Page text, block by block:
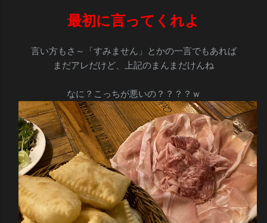
最初に言ってくれよ
言い方もさ～「すみません」とかの一言でもあれば
まだアレだけど、上記のまんまだけんね
なに？こっちが悪いの？？？？ｗ